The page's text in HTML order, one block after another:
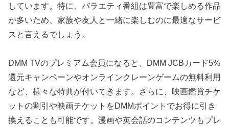
しています。特に、バラエティ番組は豊富で楽しめる作品
が多いため、家族や友人と一緒に楽しむのに最適なサービ
スと言えるでしょう。
DMM TVのプレミアム会員になると、DMM JCBカード5%
還元キャンペーンやオンラインクレーンゲームの無料利用
など、様々な特典が付いてきます。さらに、映画鑑賞チケ
ットの割引や映画チケットをDMMポイントでお得に引き
換えることも可能です。漫画や英会話のコンテンツもプレ